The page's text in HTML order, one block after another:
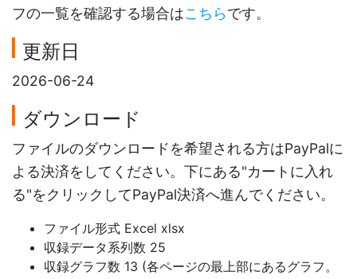
フの一覧を確認する場合はこちらです。
更新日
2026-06-24
ダウンロード
ファイルのダウンロードを希望される方はPayPalに
よる決済をしてください。下にある"カートに入れ
る"をクリックしてPayPal決済へ進んでください。
ファイル形式 Excel xlsx
収録データ系列数 25
収録グラフ数 13 (各ページの最上部にあるグラフ。